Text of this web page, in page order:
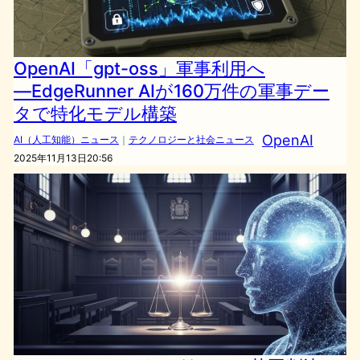
OpenAI「gpt-oss」軍事利用へ
―EdgeRunner AIが160万件の軍事デー
タで特化モデル構築
AI（人工知能）ニュース ｜ テクノロジーと社会ニュース OpenAI
2025年11月13日20:56